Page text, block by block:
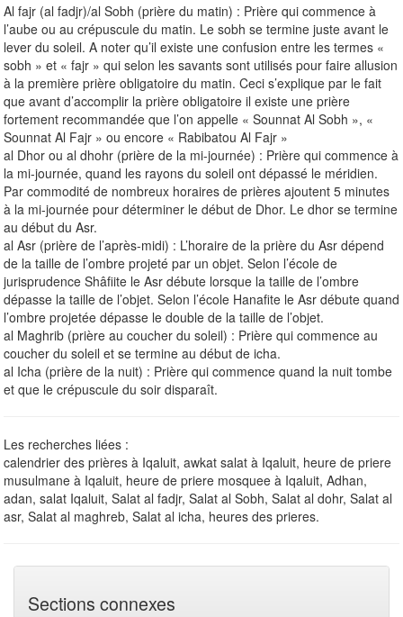
Al fajr (al fadjr)/al Sobh (prière du matin) : Prière qui commence à
l’aube ou au crépuscule du matin. Le sobh se termine juste avant le
lever du soleil. A noter qu’il existe une confusion entre les termes «
sobh » et « fajr » qui selon les savants sont utilisés pour faire allusion
à la première prière obligatoire du matin. Ceci s’explique par le fait
que avant d’accomplir la prière obligatoire il existe une prière
fortement recommandée que l’on appelle « Sounnat Al Sobh », «
Sounnat Al Fajr » ou encore « Rabibatou Al Fajr »
al Dhor ou al dhohr (prière de la mi-journée) : Prière qui commence à
la mi-journée, quand les rayons du soleil ont dépassé le méridien.
Par commodité de nombreux horaires de prières ajoutent 5 minutes
à la mi-journée pour déterminer le début de Dhor. Le dhor se termine
au début du Asr.
al Asr (prière de l’après-midi) : L’horaire de la prière du Asr dépend
de la taille de l’ombre projeté par un objet. Selon l’école de
jurisprudence Shâfiite le Asr débute lorsque la taille de l’ombre
dépasse la taille de l’objet. Selon l’école Hanafite le Asr débute quand
l’ombre projetée dépasse le double de la taille de l’objet.
al Maghrib (prière au coucher du soleil) : Prière qui commence au
coucher du soleil et se termine au début de icha.
al Icha (prière de la nuit) : Prière qui commence quand la nuit tombe
et que le crépuscule du soir disparaît.
Les recherches liées :
calendrier des prières à Iqaluit, awkat salat à Iqaluit, heure de priere
musulmane à Iqaluit, heure de priere mosquee à Iqaluit, Adhan,
adan, salat Iqaluit, Salat al fadjr, Salat al Sobh, Salat al dohr, Salat al
asr, Salat al maghreb, Salat al icha, heures des prieres.
Sections connexes